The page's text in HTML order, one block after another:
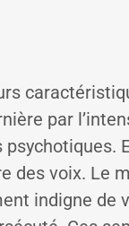
par
des voix. Le
indigne de